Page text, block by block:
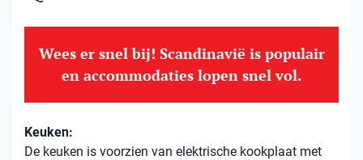
Wees er snel bij! Scandinavië is populair
en accommodaties lopen snel vol.
Keuken:
De keuken is voorzien van elektrische kookplaat met